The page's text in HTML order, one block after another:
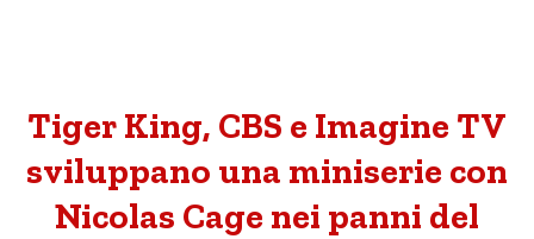
Tiger King, CBS e Imagine TV
sviluppano una miniserie con
Nicolas Cage nei panni del